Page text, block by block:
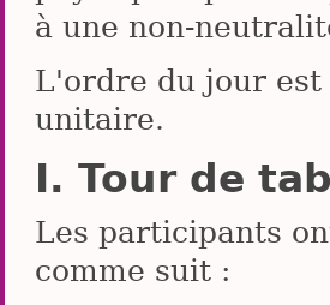
à une non-
L'ordre du jour est
unitaire.
Tour de
Les participants
comme suit :